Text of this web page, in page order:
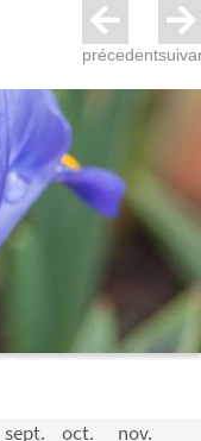
précedent
sept. oct. nov.